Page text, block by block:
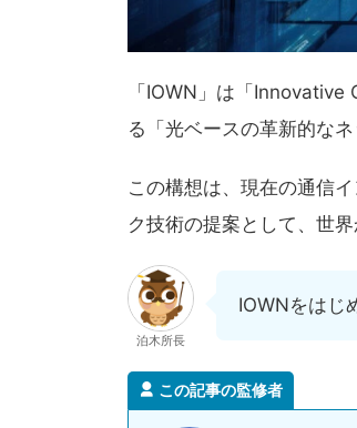
「IOWN」は「
る「光ベースの革新的な
この構想は、現在の通信
ク技術の提案として、世
泊木所長
IOWNをはじ
この記事の監修者